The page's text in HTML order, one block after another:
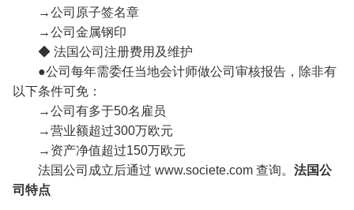
→公司原子签名章
→公司金属钢印
◆ 法国公司注册费用及维护
●公司每年需委任当地会计师做公司审核报告，除非有
以下条件可免：
→公司有多于50名雇员
→营业额超过300万欧元
→资产净值超过150万欧元
法国公司成立后通过 www.societe.com 查询。 法国公
司特点